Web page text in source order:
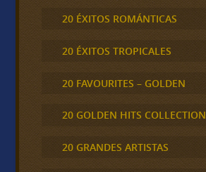
20 ÉXITOS ROMÁNTICAS
20 ÉXITOS TROPICALES
20 FAVOURITES – GOLDEN
20 GOLDEN HITS COLLECTION
20 GRANDES ARTISTAS